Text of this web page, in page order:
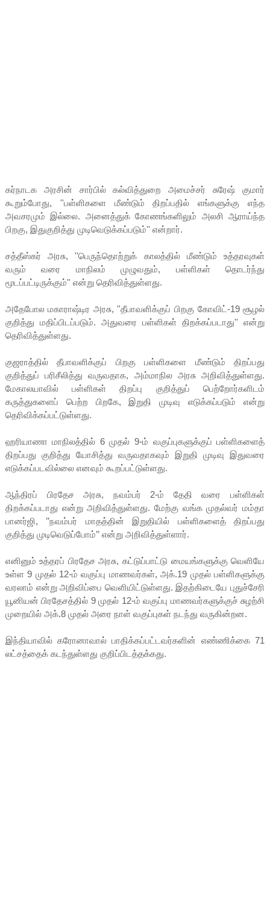
கர்நாடக அரசின் சார்பில் கல்வித்துறை அமைச்சர் சுரேஷ் குமார்
கூறும்போது, ''பள்ளிகளை மீண்டும் திறப்பதில் எங்களுக்கு எந்த
அவசரமும் இல்லை. அனைத்துக் கோணங்களிலும் அலசி ஆராய்ந்த
பிறகு, இதுகுறித்து முடிவெடுக்கப்படும்'' என்றார்.
சத்தீஸ்கர் அரசு, ''பெருந்தொற்றுக் காலத்தில் மீண்டும் உத்தரவுகள்
வரும் வரை மாநிலம் முழுவதும், பள்ளிகள் தொடர்ந்து
மூடப்பட்டிருக்கும்'' என்று தெரிவித்துள்ளது.
அதேபோல மகாராஷ்டிர அரசு, ''தீபாவளிக்குப் பிறகு கோவிட்-19 சூழல்
குறித்து மதிப்பிடப்படும். அதுவரை பள்ளிகள் திறக்கப்படாது'' என்று
தெரிவித்துள்ளது.
குஜராத்தில் தீபாவளிக்குப் பிறகு பள்ளிகளை மீண்டும் திறப்பது
குறித்துப் பரிசீலித்து வருவதாக, அம்மாநில அரசு அறிவித்துள்ளது.
மேகாலயாவில் பள்ளிகள் திறப்பு குறித்துப் பெற்றோர்களிடம்
கருத்துகளைப் பெற்ற பிறகே, இறுதி முடிவு எடுக்கப்படும் என்று
தெரிவிக்கப்பட்டுள்ளது.
ஹரியாணா மாநிலத்தில் 6 முதல் 9-ம் வகுப்புகளுக்குப் பள்ளிகளைத்
திறப்பது குறித்து யோசித்து வருவதாகவும் இறுதி முடிவு இதுவரை
எடுக்கப்படவில்லை எனவும் கூறப்பட்டுள்ளது.
ஆந்திரப் பிரதேச அரசு, நவம்பர் 2-ம் தேதி வரை பள்ளிகள்
திறக்கப்படாது என்று அறிவித்துள்ளது. மேற்கு வங்க முதல்வர் மம்தா
பானர்ஜி, ’’நவம்பர் மாதத்தின் இறுதியில் பள்ளிகளைத் திறப்பது
குறித்து முடிவெடுப்போம்’’ என்று அறிவித்துள்ளார்.
எனினும் உத்தரப் பிரதேச அரசு, கட்டுப்பாட்டு மையங்களுக்கு வெளியே
உள்ள 9 முதல் 12-ம் வகுப்பு மாணவர்கள், அக்.19 முதல் பள்ளிகளுக்கு
வரலாம் என்று அறிவிப்பை வெளியிட்டுள்ளது. இதற்கிடையே புதுச்சேரி
யூனியன் பிரதேசத்தில் 9 முதல் 12-ம் வகுப்பு மாணவர்களுக்குச் சுழற்சி
முறையில் அக்.8 முதல் அரை நாள் வகுப்புகள் நடந்து வருகின்றன.
இந்தியாவில் கரோனாவால் பாதிக்கப்பட்டவர்களின் எண்ணிக்கை 71
லட்சத்தைக் கடந்துள்ளது குறிப்பிடத்தக்கது.